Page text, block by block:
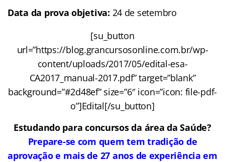
Data da prova objetiva: 24 de setembro
[su_button
url=”https://blog.grancursosonline.com.br/wp-
content/uploads/2017/05/edital-esa-
CA2017_manual-2017.pdf” target=”blank”
background=”#2d48ef” size=”6″ icon=”icon: file-pdf-
o”]Edital[/su_button]
Estudando para concursos da área da Saúde?
Prepare-se com quem tem tradição de
aprovação e mais de 27 anos de experiência em